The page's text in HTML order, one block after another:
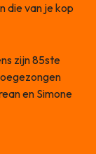
die van je kop
zijn 85ste
en Simone